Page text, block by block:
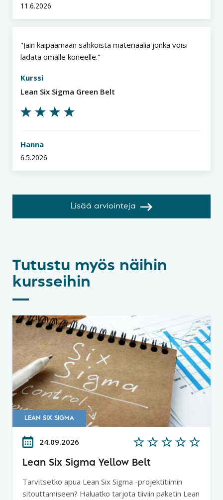
11.6.2026
Jäin kaipaamaan sähköistä materiaalia jonka voisi
ladata omalle koneelle.
Kurssi
Lean Six Sigma Green Belt
Hanna
6.5.2026
Lisää arviointeja
Tutustu myös näihin
kursseihin
LEAN SIX SIGMA
24.09.2026
Lean Six Sigma Yellow Belt
Tarvitsetko apua Lean Six Sigma -projektitiimin
sitouttamiseen? Haluatko tarjota tiiviin paketin Lean